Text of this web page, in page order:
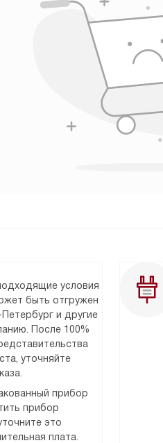
условия
быть отгружен
и другие
После 100%
уточняйте
прибор
прибор
это
плата.